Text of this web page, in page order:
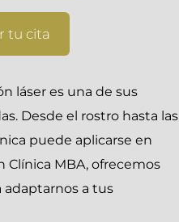
tu cita
láser es una de sus
Desde el rostro hasta las
puede aplicarse en
Clínica MBA, ofrecemos
adaptarnos a tus